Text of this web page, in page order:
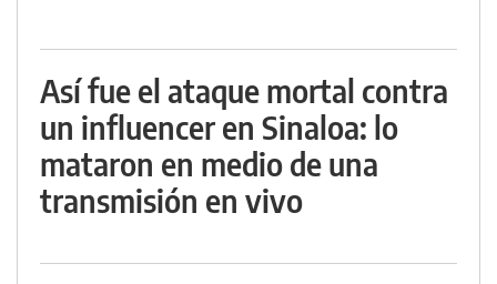
Así fue el ataque mortal contra
un influencer en Sinaloa: lo
mataron en medio de una
transmisión en vivo